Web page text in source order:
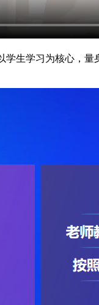
生学习为核心，